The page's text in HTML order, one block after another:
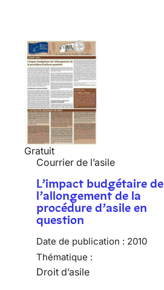
Gratuit
Courrier de l’asile
L’impact budgétaire de
l’allongement de la
procédure d’asile en
question
Date de publication : 2010
Thématique :
Droit d’asile